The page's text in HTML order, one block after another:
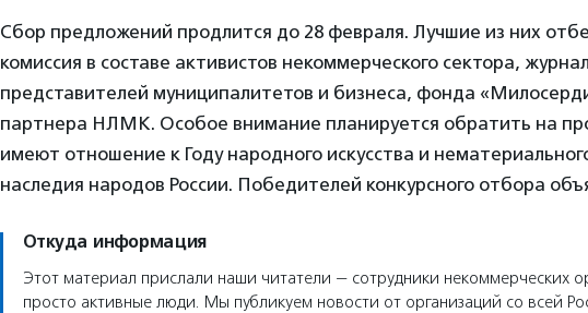
Сбор предложений продлится до 28 февраля. Лучшие из них
комиссия в составе активистов некоммерческого сектора,
представителей муниципалитетов и бизнеса, фонда
партнера НЛМК. Особое внимание планируется обратить на
имеют отношение к Году народного искусства и
наследия народов России. Победителей конкурсного отбора
Откуда информация
Этот материал прислали наши читатели — сотрудники некоммерческих
просто активные люди. Мы публикуем новости от организаций со всей